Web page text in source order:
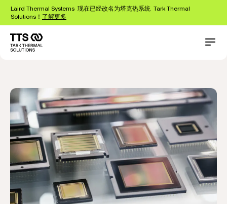
到
Laird Thermal Systems 现在已经改名为塔克热系统 Tark Thermal
Solutions！ 了解更多
应用